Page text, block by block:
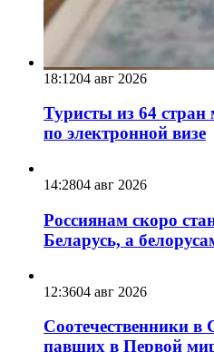
18:1204 авг 2026
Туристы из 64 стран
по электронной визе
14:2804 авг 2026
Россиянам скоро
Беларусь, а
12:3604 авг 2026
Соотечественники
павших в Первой